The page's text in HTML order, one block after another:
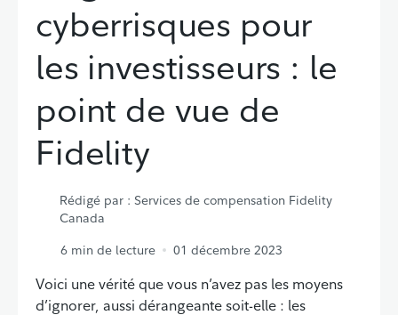
cyberrisques pour
les investisseurs : le
point de vue de
Fidelity
Rédigé par : Services de compensation Fidelity
Canada
6 min de lecture 01 décembre 2023
Voici une vérité que vous n’avez pas les moyens
d’ignorer, aussi dérangeante soit-elle : les